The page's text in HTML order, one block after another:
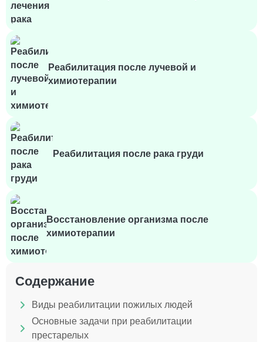
Содержание
Виды реабилитации пожилых людей
Основные задачи при реабилитации
престарелых
Реабилитация после лучевой и
химиотерапии
Реабилитация после рака груди
Восстановление организма после
химиотерапии